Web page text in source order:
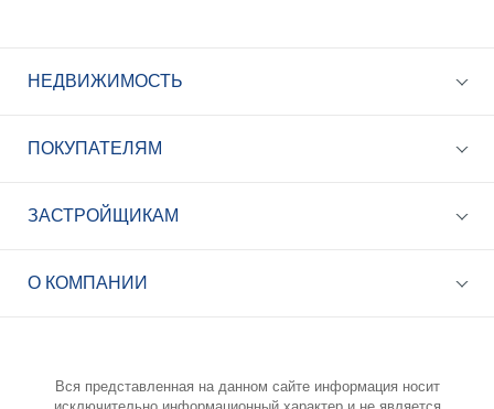
+7 (495) 785-56-17
НЕДВИЖИМОСТЬ
ПОКУПАТЕЛЯМ
ЗАСТРОЙЩИКАМ
О КОМПАНИИ
Вся представленная на данном сайте информация носит